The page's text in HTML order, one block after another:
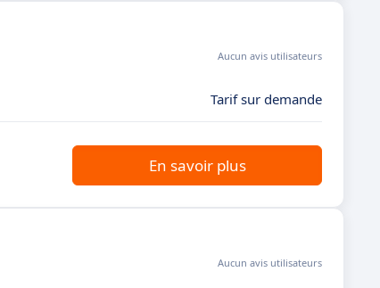
Aucun avis utilisateurs
Tarif sur demande
En savoir plus
Aucun avis utilisateurs